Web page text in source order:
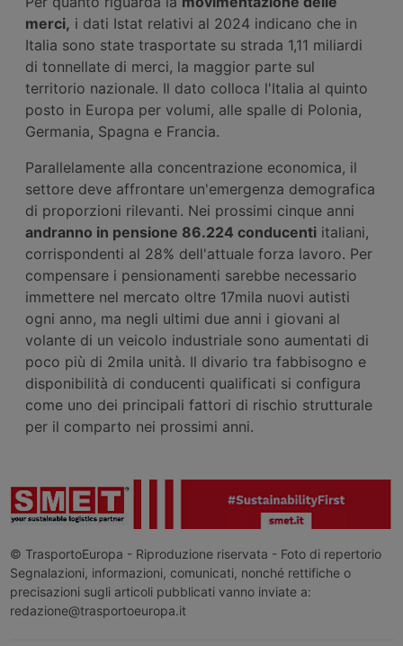
merci, i dati Istat relativi al 2024 indicano che in
Italia sono state trasportate su strada 1,11 miliardi
di tonnellate di merci, la maggior parte sul
territorio nazionale. Il dato colloca l'Italia al quinto
posto in Europa per volumi, alle spalle di Polonia,
Germania, Spagna e Francia.
Parallelamente alla concentrazione economica, il
settore deve affrontare un'emergenza demografica
di proporzioni rilevanti. Nei prossimi cinque anni
andranno in pensione 86.224 conducenti italiani,
corrispondenti al 28% dell'attuale forza lavoro. Per
compensare i pensionamenti sarebbe necessario
immettere nel mercato oltre 17mila nuovi autisti
ogni anno, ma negli ultimi due anni i giovani al
volante di un veicolo industriale sono aumentati di
poco più di 2mila unità. Il divario tra fabbisogno e
disponibilità di conducenti qualificati si configura
come uno dei principali fattori di rischio strutturale
per il comparto nei prossimi anni.
© TrasportoEuropa - Riproduzione riservata - Foto di repertorio
Segnalazioni, informazioni, comunicati, nonché rettifiche o
precisazioni sugli articoli pubblicati vanno inviate a:
redazione@trasportoeuropa.it